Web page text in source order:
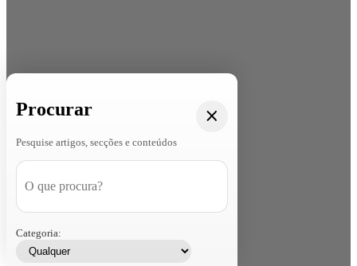
Procurar
Pesquise artigos, secções e conteúdos
Categoria: